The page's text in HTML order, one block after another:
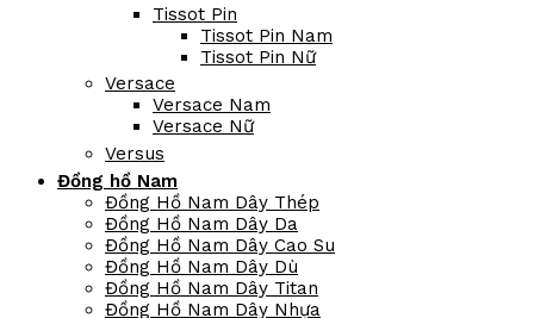
Tissot Pin
Tissot Pin Nam
Tissot Pin Nữ
Versace
Versace Nam
Versace Nữ
Versus
Đồng hồ Nam
Đồng Hồ Nam Dây Thép
Đồng Hồ Nam Dây Da
Đồng Hồ Nam Dây Cao Su
Đồng Hồ Nam Dây Dù
Đồng Hồ Nam Dây Titan
Đồng Hồ Nam Dây Nhựa